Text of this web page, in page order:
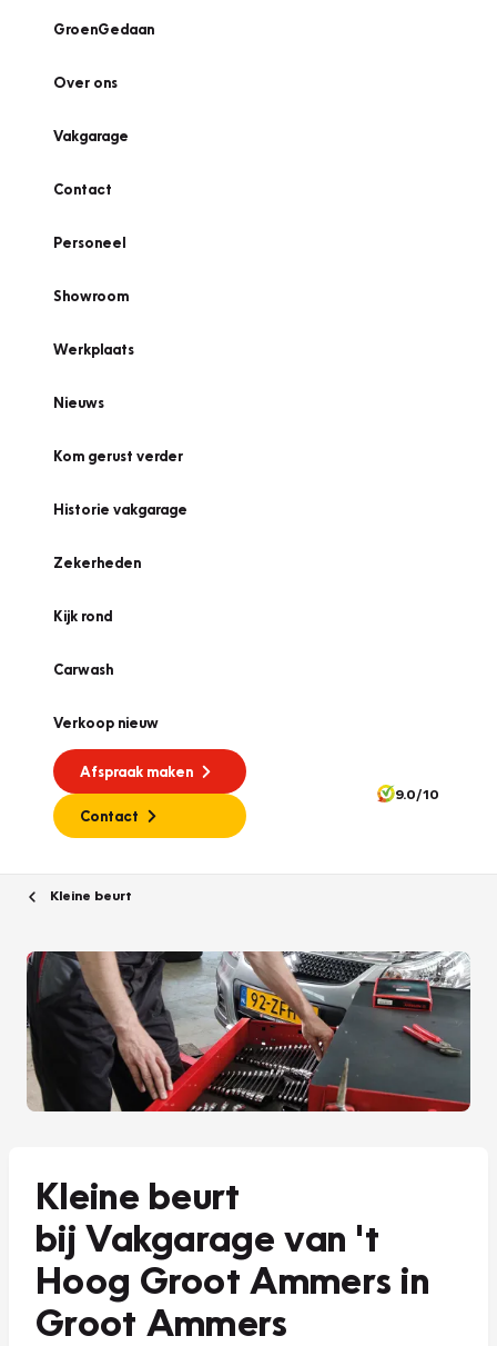
GroenGedaan
Over ons
Vakgarage
Contact
Personeel
Showroom
Werkplaats
Nieuws
Kom gerust verder
Historie vakgarage
Zekerheden
Kijk rond
Carwash
Verkoop nieuw
Afspraak maken
Contact
9.0/10
Kleine beurt
Kleine beurt
bij Vakgarage van 't
Hoog Groot Ammers in
Groot Ammers